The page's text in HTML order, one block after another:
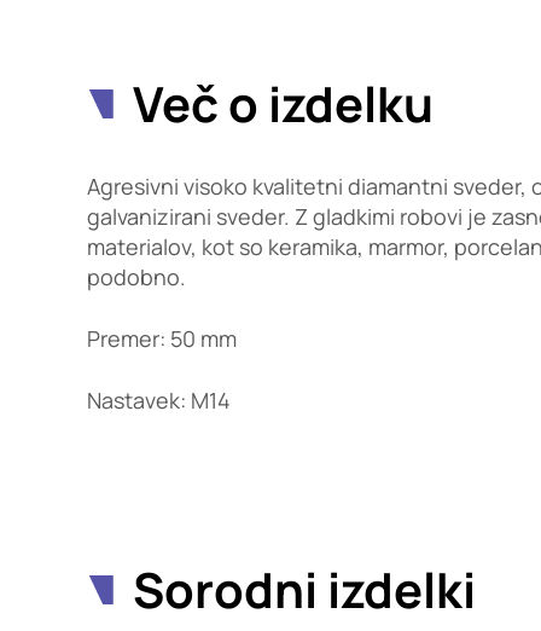
Več o izdelku
Agresivni visoko kvalitetni diamantni
galvanizirani sveder. Z gladkimi robovi je
materialov, kot so keramika, marmor,
podobno.
Premer: 50 mm
Nastavek: M14
Sorodni izdelki